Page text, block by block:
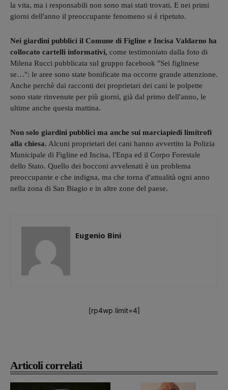
Articoli correlati
la vita, ma i responsabili non sono mai stati trovati. E nei primi
giorni dell'anno il preoccupante fenomeno si è ripetuto.
Nei giardini pubblici il Comune di Figline e Incisa Valdarno ha
collocato cartelli informativi, come testimoniato dalla foto di
Milena Rucci pubblicata sul gruppo facebook "Sei figlinese
se…": le aree sono state bonificate ma occorre grande attenzione.
Anche perchè dai racconti dei proprietari dei cani le polpette
sono state rinvenute per più giorni, già dal primo dell'anno, le
ultime anche questa mattina.
Non solo giardini pubblici ma anche sui marciapiedi limitrofi
alla chiesa. Alcuni proprietari dei cani hanno avvertito la Polizia
Municipale di Figline ed Incisa, l'Enpa ed il Corpo Forestale
dello Stato. Quello dei bocconi avvelenati è un problema
preoccupante e che indigna, ma che torna d'attualità ogni anno
nella zona di San Biagio e in altre zone del paese.
Eugenio Bini
[rp4wp limit=4]